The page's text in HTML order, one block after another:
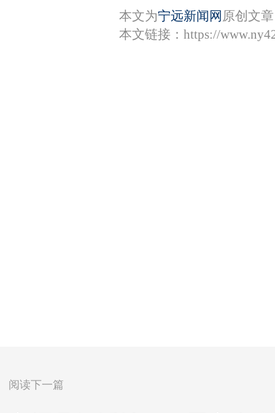
本文为宁远新闻网 原创文
本文链接： https://
阅读下一篇